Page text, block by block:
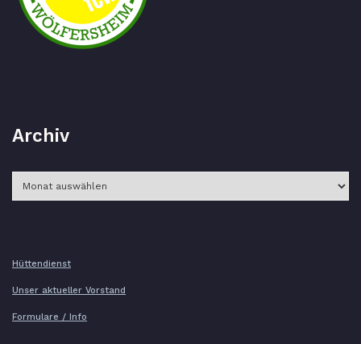
Archiv
Hüttendienst
Unser aktueller Vorstand
Formulare / Info